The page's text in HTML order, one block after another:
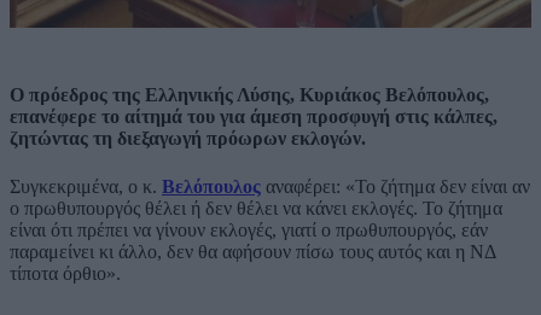
Ο πρόεδρος της Ελληνικής Λύσης, Κυριάκος Βελόπουλος,
επανέφερε το αίτημά του για άμεση προσφυγή στις κάλπες,
ζητώντας τη διεξαγωγή πρόωρων εκλογών.
Συγκεκριμένα, ο κ. Βελόπουλος αναφέρει: «Το ζήτημα δεν είναι αν
ο πρωθυπουργός θέλει ή δεν θέλει να κάνει εκλογές. Το ζήτημα
είναι ότι πρέπει να γίνουν εκλογές, γιατί ο πρωθυπουργός, εάν
παραμείνει κι άλλο, δεν θα αφήσουν πίσω τους αυτός και η ΝΔ
τίποτα όρθιο».